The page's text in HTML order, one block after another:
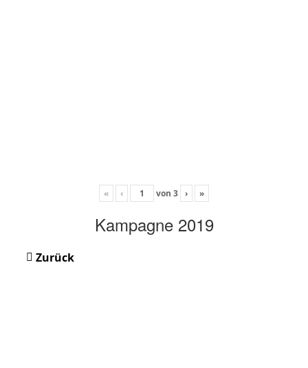
« ‹ von 3 › »
Kampagne 2019
Zurück